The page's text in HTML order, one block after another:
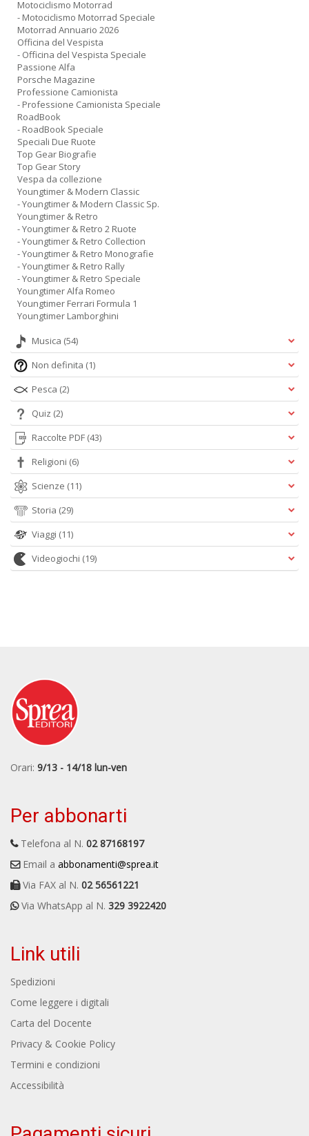
Motociclismo Motorrad
- Motociclismo Motorrad Speciale
Motorrad Annuario 2026
Officina del Vespista
- Officina del Vespista Speciale
Passione Alfa
Porsche Magazine
Professione Camionista
- Professione Camionista Speciale
RoadBook
- RoadBook Speciale
Speciali Due Ruote
Top Gear Biografie
Top Gear Story
Vespa da collezione
Youngtimer & Modern Classic
- Youngtimer & Modern Classic Sp.
Youngtimer & Retro
- Youngtimer & Retro 2 Ruote
- Youngtimer & Retro Collection
- Youngtimer & Retro Monografie
- Youngtimer & Retro Rally
- Youngtimer & Retro Speciale
Youngtimer Alfa Romeo
Youngtimer Ferrari Formula 1
Youngtimer Lamborghini
Musica (54)
Non definita (1)
Pesca (2)
Quiz (2)
Raccolte PDF (43)
Religioni (6)
Scienze (11)
Storia (29)
Viaggi (11)
Videogiochi (19)
Orari: 9/13 - 14/18 lun-ven
Per abbonarti
Telefona al N. 02 87168197
Email a abbonamenti@sprea.it
Via FAX al N. 02 56561221
Via WhatsApp al N. 329 3922420
Link utili
Spedizioni
Come leggere i digitali
Carta del Docente
Privacy & Cookie Policy
Termini e condizioni
Accessibilità